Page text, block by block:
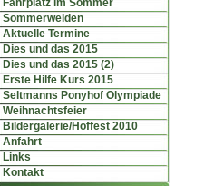
Fahrplatz im Sommer
Sommerweiden
Aktuelle Termine
Dies und das 2015
Dies und das 2015 (2)
Erste Hilfe Kurs 2015
Seltmanns Ponyhof Olympiade
Weihnachtsfeier
Bildergalerie/Hoffest 2010
Anfahrt
Links
Kontakt